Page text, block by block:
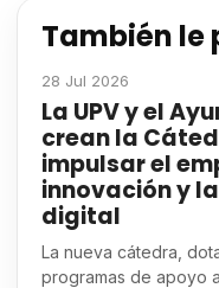
También le
28 Jul 2026
La UPV y el
crean la
impulsar el
innovación y
digital
La nueva cátedra,
programas de apoyo